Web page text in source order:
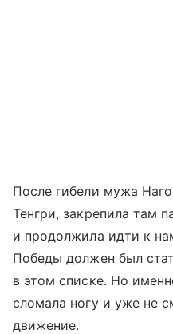
После гибели мужа
Тенгри, закрепила там
и продолжила идти к
Победы должен был
в этом списке. Но
сломала ногу и уже не
движение.